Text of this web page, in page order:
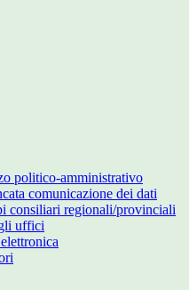
politico-amministrativo
comunicazione dei dati
consiliari regionali/provinciali
uffici